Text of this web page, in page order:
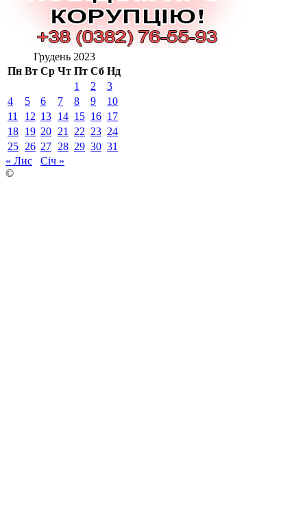
Грудень 2023
Пн Вт Ср Чт Пт Сб Нд
1
2
3
4
5 6 7 8 9
10
11
12 13 14 15 16 17
18 19 20 21 22 23 24
25 26 27 28 29 30 31
« Лис
Січ »
©